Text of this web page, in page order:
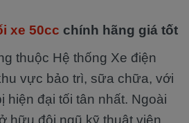
xe 50cc chính hãng giá tốt
thuộc Hệ thống Xe điện
vực bảo trì, sữa chữa, với
hiện đại tối tân nhất. Ngoài
hữu đội ngũ kỹ thuật viên